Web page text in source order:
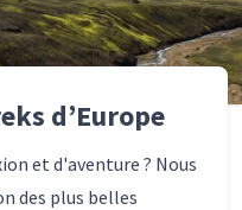
d’Europe
et d'aventure ? Nous
des plus belles